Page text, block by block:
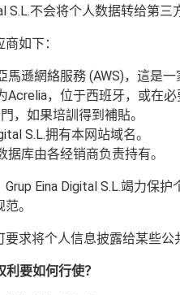
S.L.不会将个人数据转给第
如下：
遜網絡服務 (AWS)，這是
，位于西班牙，或在
，如果培訓得到補貼。
S.L.拥有本网站域名。
库由各经销商负责持有。
Eina Digital S.L.竭力保
。
求将个人信息披露给某些
要如何行使？